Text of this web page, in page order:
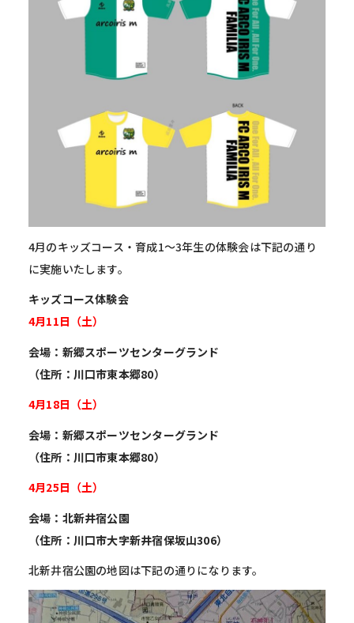
4月のキッズコース・育成1～3年生の体験会は下記の通り
に実施いたします。
キッズコース体験会
4月11日（土）
会場：新郷スポーツセンターグランド
（住所 ：川口市東本郷80）
4月18日（土）
会場：新郷スポーツセンターグランド
（住所：川口市東本郷80）
4月25日（土）
会場：北新井宿公園
（住所：川口市大字新井宿保坂山306）
北新井宿公園の地図は下記の通りになります。